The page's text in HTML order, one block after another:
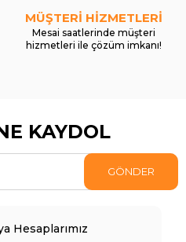
MÜŞTERİ HİZMETLERİ
Mesai saatlerinde müşteri
hizmetleri ile çözüm imkanı!
KAYDOL
GÖNDER
Hesaplarımız